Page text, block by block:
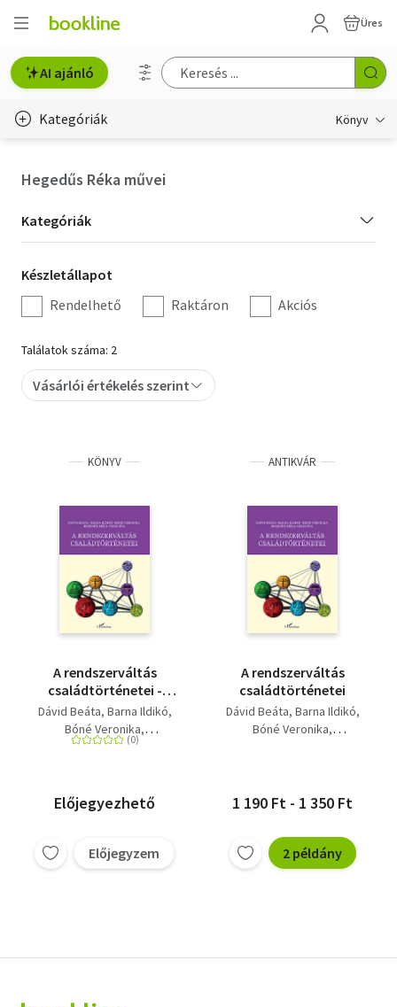
Üres
AI ajánló
Kategóriák Könyv
Hobbi, szabadidő
Irodalom
Művészet
Szakkönyv
Tankönyv, segédkönyv
Társadalomtudomány
Természettudomány
Történelem
Hegedűs Réka művei
Kategória
szűrés
Kategóriák
Készletállapot
szűrés
Készletállapot
Rendelhető
Raktáron Akciós
Találatok száma: 2
Vásárlói értékelés szerint
KÖNYV
A rendszerváltás
családtörténetei -
Huszonöt év Budapest
árnyékában
Dávid Beáta Barna Ildikó
Bóné Veronika
Hegedűs Réka
Izsák Éva
Előjegyezhető
Előjegyzem
ANTIKVÁR
A rendszerváltás
családtörténetei
Dávid Beáta Barna Ildikó
Bóné Veronika
1 190 Ft - 1 350 Ft
2 példány